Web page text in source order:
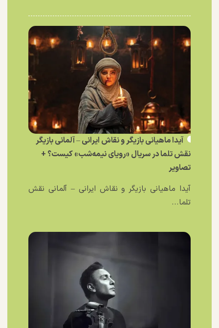
آیدا ماهیانی بازیگر و نقاش ایرانی – آلمانی بازیگر
نقش تلما در سریال «رویای نیمه‌شب» کیست؟ +
تصاویر
آیدا ماهیانی بازیگر و نقاش ایرانی – آلمانی نقش
تلما...